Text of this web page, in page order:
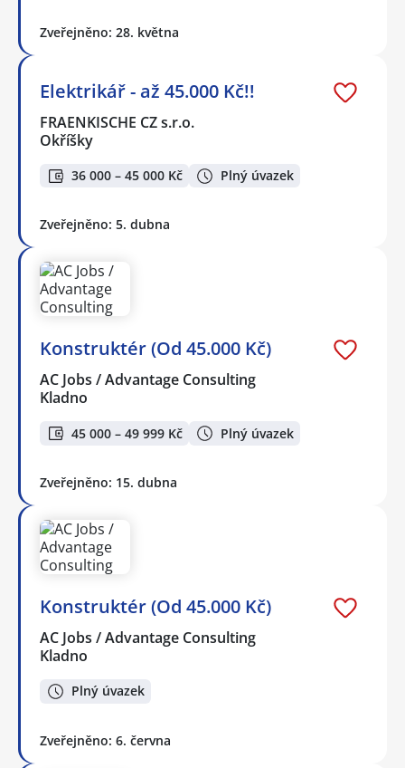
Zveřejněno: 28. května
Elektrikář - až 45.000 Kč!!
FRAENKISCHE CZ s.r.o.
Okříšky
36 000 – 45 000 Kč Plný úvazek
Zveřejněno: 5. dubna
Konstruktér (Od 45.000 Kč)
AC Jobs / Advantage Consulting
Kladno
45 000 – 49 999 Kč Plný úvazek
Zveřejněno: 15. dubna
Konstruktér (Od 45.000 Kč)
AC Jobs / Advantage Consulting
Kladno
Plný úvazek
Zveřejněno: 6. června